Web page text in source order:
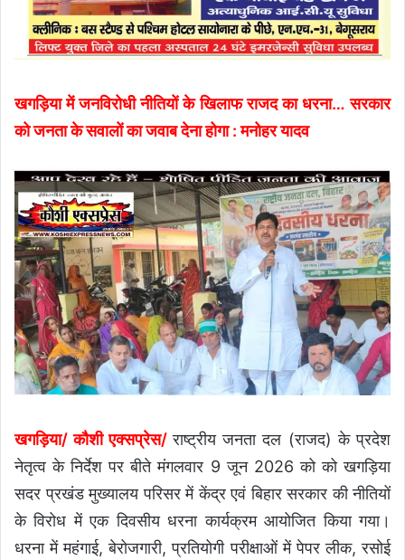
खगड़िया में जनविरोधी नीतियों के खिलाफ राजद का धरना… सरकार
को जनता के सवालों का जवाब देना होगा : मनोहर यादव
खगड़िया/ कौशी एक्सप्रेस/राष्ट्रीय जनता दल (राजद) के प्रदेश
नेतृत्व के निर्देश पर बीते मंगलवार 9 जून 2026 को को खगड़िया
सदर प्रखंड मुख्यालय परिसर में केंद्र एवं बिहार सरकार की नीतियों
के विरोध में एक दिवसीय धरना कार्यक्रम आयोजित किया गया।
धरना में महंगाई, बेरोजगारी, प्रतियोगी परीक्षाओं में पेपर लीक, रसोई